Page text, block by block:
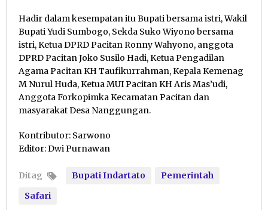
Hadir dalam kesempatan itu Bupati bersama istri, Wakil
Bupati Yudi Sumbogo, Sekda Suko Wiyono bersama
istri, Ketua DPRD Pacitan Ronny Wahyono, anggota
DPRD Pacitan Joko Susilo Hadi, Ketua Pengadilan
Agama Pacitan KH Taufikurrahman, Kepala Kemenag
M Nurul Huda, Ketua MUI Pacitan KH Aris Mas’udi,
Anggota Forkopimka Kecamatan Pacitan dan
masyarakat Desa Nanggungan.
Kontributor: Sarwono
Editor: Dwi Purnawan
Ditag Bupati Indartato
Pemerintah
Safari